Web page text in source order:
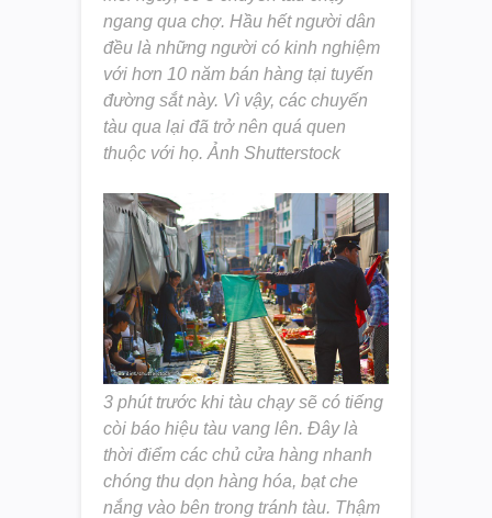
ngang qua chợ. Hầu hết người dân
đều là những người có kinh nghiệm
với hơn 10 năm bán hàng tại tuyến
đường sắt này. Vì vậy, các chuyến
tàu qua lại đã trở nên quá quen
thuộc với họ. Ảnh Shutterstock
3 phút trước khi tàu chạy sẽ có tiếng
còi báo hiệu tàu vang lên. Đây là
thời điểm các chủ cửa hàng nhanh
chóng thu dọn hàng hóa, bạt che
nắng vào bên trong tránh tàu. Thậm